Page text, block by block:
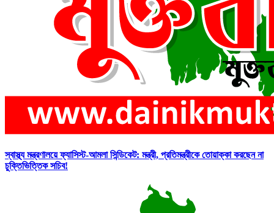
স্বাস্থ্য মন্ত্রণালয়ে ফ্যাসিস্ট-আমলা সিন্ডিকেট: মন্ত্রী, প্রতিমন্ত্রীকে তোয়াক্কা করছেন না
চুক্তিভিত্তিক সচিব!